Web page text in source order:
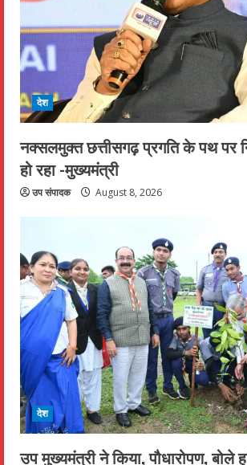
देश
नक्सलमुक्त छत्तीसगढ़ प्रगति के पथ पर
हो रहा -मुख्यमंत्री
उप संपादक August 8, 2026
देश
उप मुख्यमंत्री ने किया, पौधारोपण, बोले